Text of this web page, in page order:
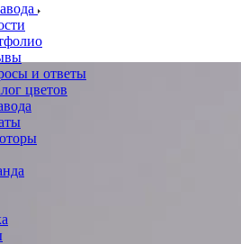
и ответы
цветов